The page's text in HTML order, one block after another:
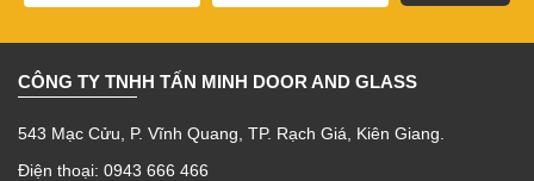
CÔNG TY TNHH TẤN MINH DOOR AND GLASS
543 Mạc Cửu, P. Vĩnh Quang, TP. Rạch Giá, Kiên Giang.
Điện thoại: 0943 666 466